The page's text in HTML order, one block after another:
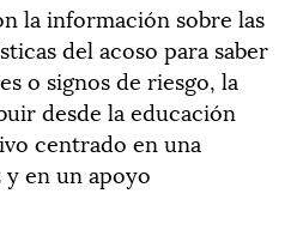
la información sobre las
del acoso para saber
o signos de riesgo, la
desde la educación
centrado en una
en un apoyo